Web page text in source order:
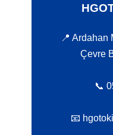
📍 Ardahan
Çevre
📞
📧